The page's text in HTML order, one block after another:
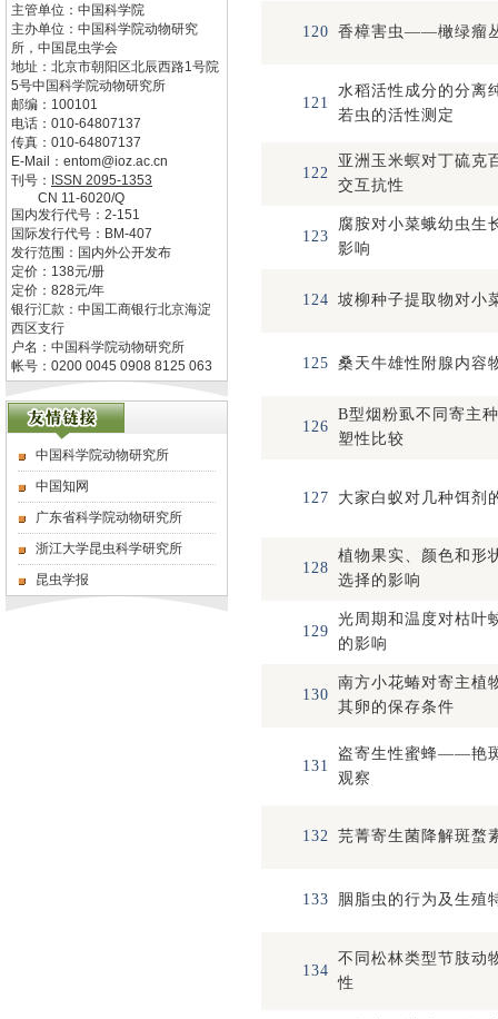
主管单位： 中国科学院
主办单位： 中国科学院动物研究
所，中国昆虫学会
地址： 北京市朝阳区北辰西路1号院
5号中国科学院动物研究所
邮编： 100101
电话： 010-64807137
传真： 010-64807137
E-Mail： entom@ioz.ac.cn
刊号： ISSN 2095-1353
CN 11-6020/Q
国内发行代号： 2-151
国际发行代号： BM-407
发行范围：国内外公开发布
定价： 138元/册
定价： 828元/年
银行汇款：中国工商银行北京海淀
西区支行
户名：中国科学院动物研究所
帐号：0200 0045 0908 8125 063
中国科学院动物研究所
中国知网
广东省科学院动物研究所
浙江大学昆虫科学研究所
昆虫学报
120 香樟害虫——橄绿瘤
121
水稻活性成分的分离
若虫的活性测定
122
亚洲玉米螟对丁硫克
交互抗性
123
腐胺对小菜蛾幼虫生
影响
124 坡柳种子提取物对小
125 桑天牛雄性附腺内容
126
B型烟粉虱不同寄主
塑性比较
127 大家白蚁对几种饵剂
128
植物果实、颜色和形
选择的影响
129
光周期和温度对枯叶
的影响
130
南方小花蝽对寄主植
其卵的保存条件
131
盗寄生性蜜蜂——艳
观察
132 芫菁寄生菌降解斑蝥
133 胭脂虫的行为及生殖
134
不同松林类型节肢动
性